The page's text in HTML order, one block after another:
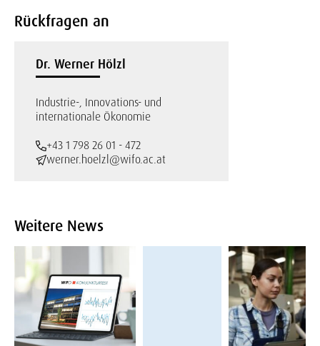
Rückfragen an
Dr. Werner Hölzl
Industrie-, Innovations- und
internationale Ökonomie
+43 1 798 26 01 - 472
werner.hoelzl@wifo.ac.at
Weitere News